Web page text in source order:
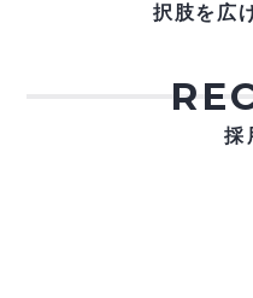
択肢を広
採